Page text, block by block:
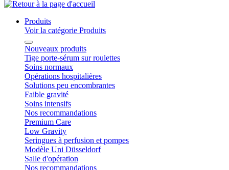
Produits
Voir la catégorie Produits
Nouveaux produits
Tige porte-sérum sur roulettes
Soins normaux
Opérations hospitalières
Solutions peu encombrantes
Faible gravité
Soins intensifs
Nos recommandations
Premium Care
Low Gravity
Seringues à perfusion et pompes
Modèle Uni Düsseldorf
Salle d'opération
Nos recommandations